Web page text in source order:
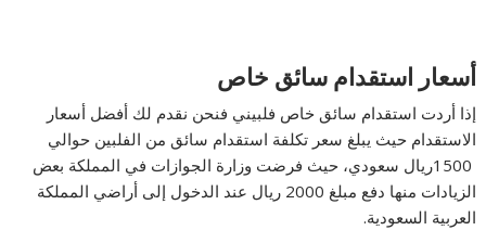
أسعار استقدام سائق خاص
إذا أردت استقدام سائق خاص فلبيني فنحن نقدم لك أفضل أسعار
الاستقدام حيث يبلغ سعر تكلفة استقدام سائق من الفلبين حوالي
1500ريال سعودي، حيث فرضت وزارة الجوازات في المملكة بعض
الزيادات منها دفع مبلغ 2000 ريال عند الدخول إلى أراضي المملكة
العربية السعودية.